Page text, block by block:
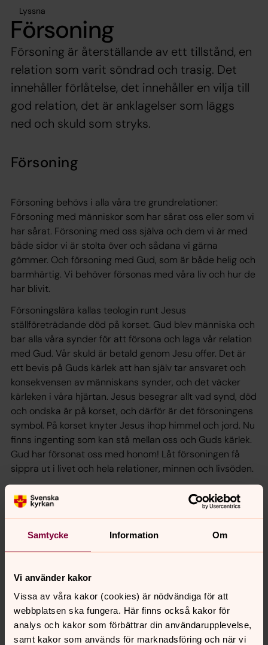
Samtycke Information Om
Vi använder kakor
Vissa av våra kakor (cookies) är nödvändiga för att
webbplatsen ska fungera. Här finns också kakor för
analys och kakor som förbättrar din användarupplevelse,
samt kakor som används för marknadsföring och när vi
Lyssna
Försoning
Försoning är återställande av ett tillstånd, en
relation som varit söndrad och trasig. Det
innehåller förlåtelse, det innehåller en vilja till
god relation, det är anklagelser som läggs
ned och skuld som stryks.
Försoning
Försoning behövs i alla våra tre grundrelationer:
Försoning med människor som har sårat oss eller som vi
har sårat. Försoning med oss själva och dem vi är med
både sidor vi är stolta över och sådana vi gärna
gömmer. Och försoning med Gud, som är både helig och
barmhärtig. Vi behöver försonas med våra liv och hur de
har blivit.
Försoningslära kallas teologin runt Jesus
ställföreträdande död på korset. Gud blev människa och
bar alla våra synder för att försona och laga vår relation
med Gud. Vår skuld är betald genom Jesu offer. Det är
ett bevis på Guds kärlek att han själv tar ansvaret och
konsekvensen av människans synder, och det väcker
kärleken i våra hjärtan. Jesus besegrar allt vad synd, död
och ondska är på korset, och därför är det försoningens
symbol. På korset knyter Jesus ihop himmel och jord. Nu
finns ingenting som kan stå mellan oss och Guds kärlek.
Gud har försonat oss med honom! Låt försoningen få
sippra ut i livet och hela relationer, minnen och livsöden.
Fråga för reflektion: Vad behöver du försonas
med?
Ord med stort innehåll
Det finns ord och begrepp i kristen tro som är särskilt
viktiga. De kan kallas för "storord". Här kan du läsa om
några av dem som hjälp att förstå och göra dem levande
i ditt liv och i vår tid.